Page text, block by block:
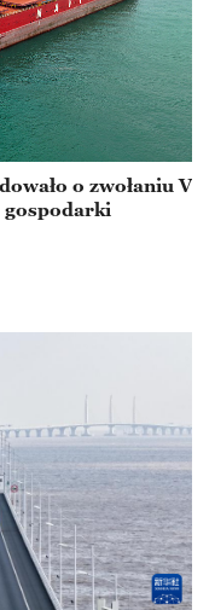
o zwołaniu V
gospodarki